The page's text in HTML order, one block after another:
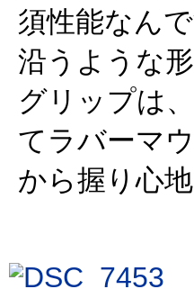
須性能なん
沿うような
グリップは
てラバーマ
から握り心